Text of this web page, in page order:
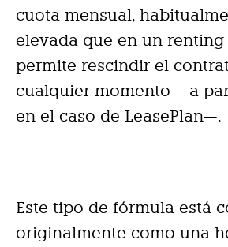
cuota mensual,
elevada que en un renting
permite rescindir el
cualquier momento —a
en el caso de LeasePlan—.
Este tipo de fórmula está
originalmente como una